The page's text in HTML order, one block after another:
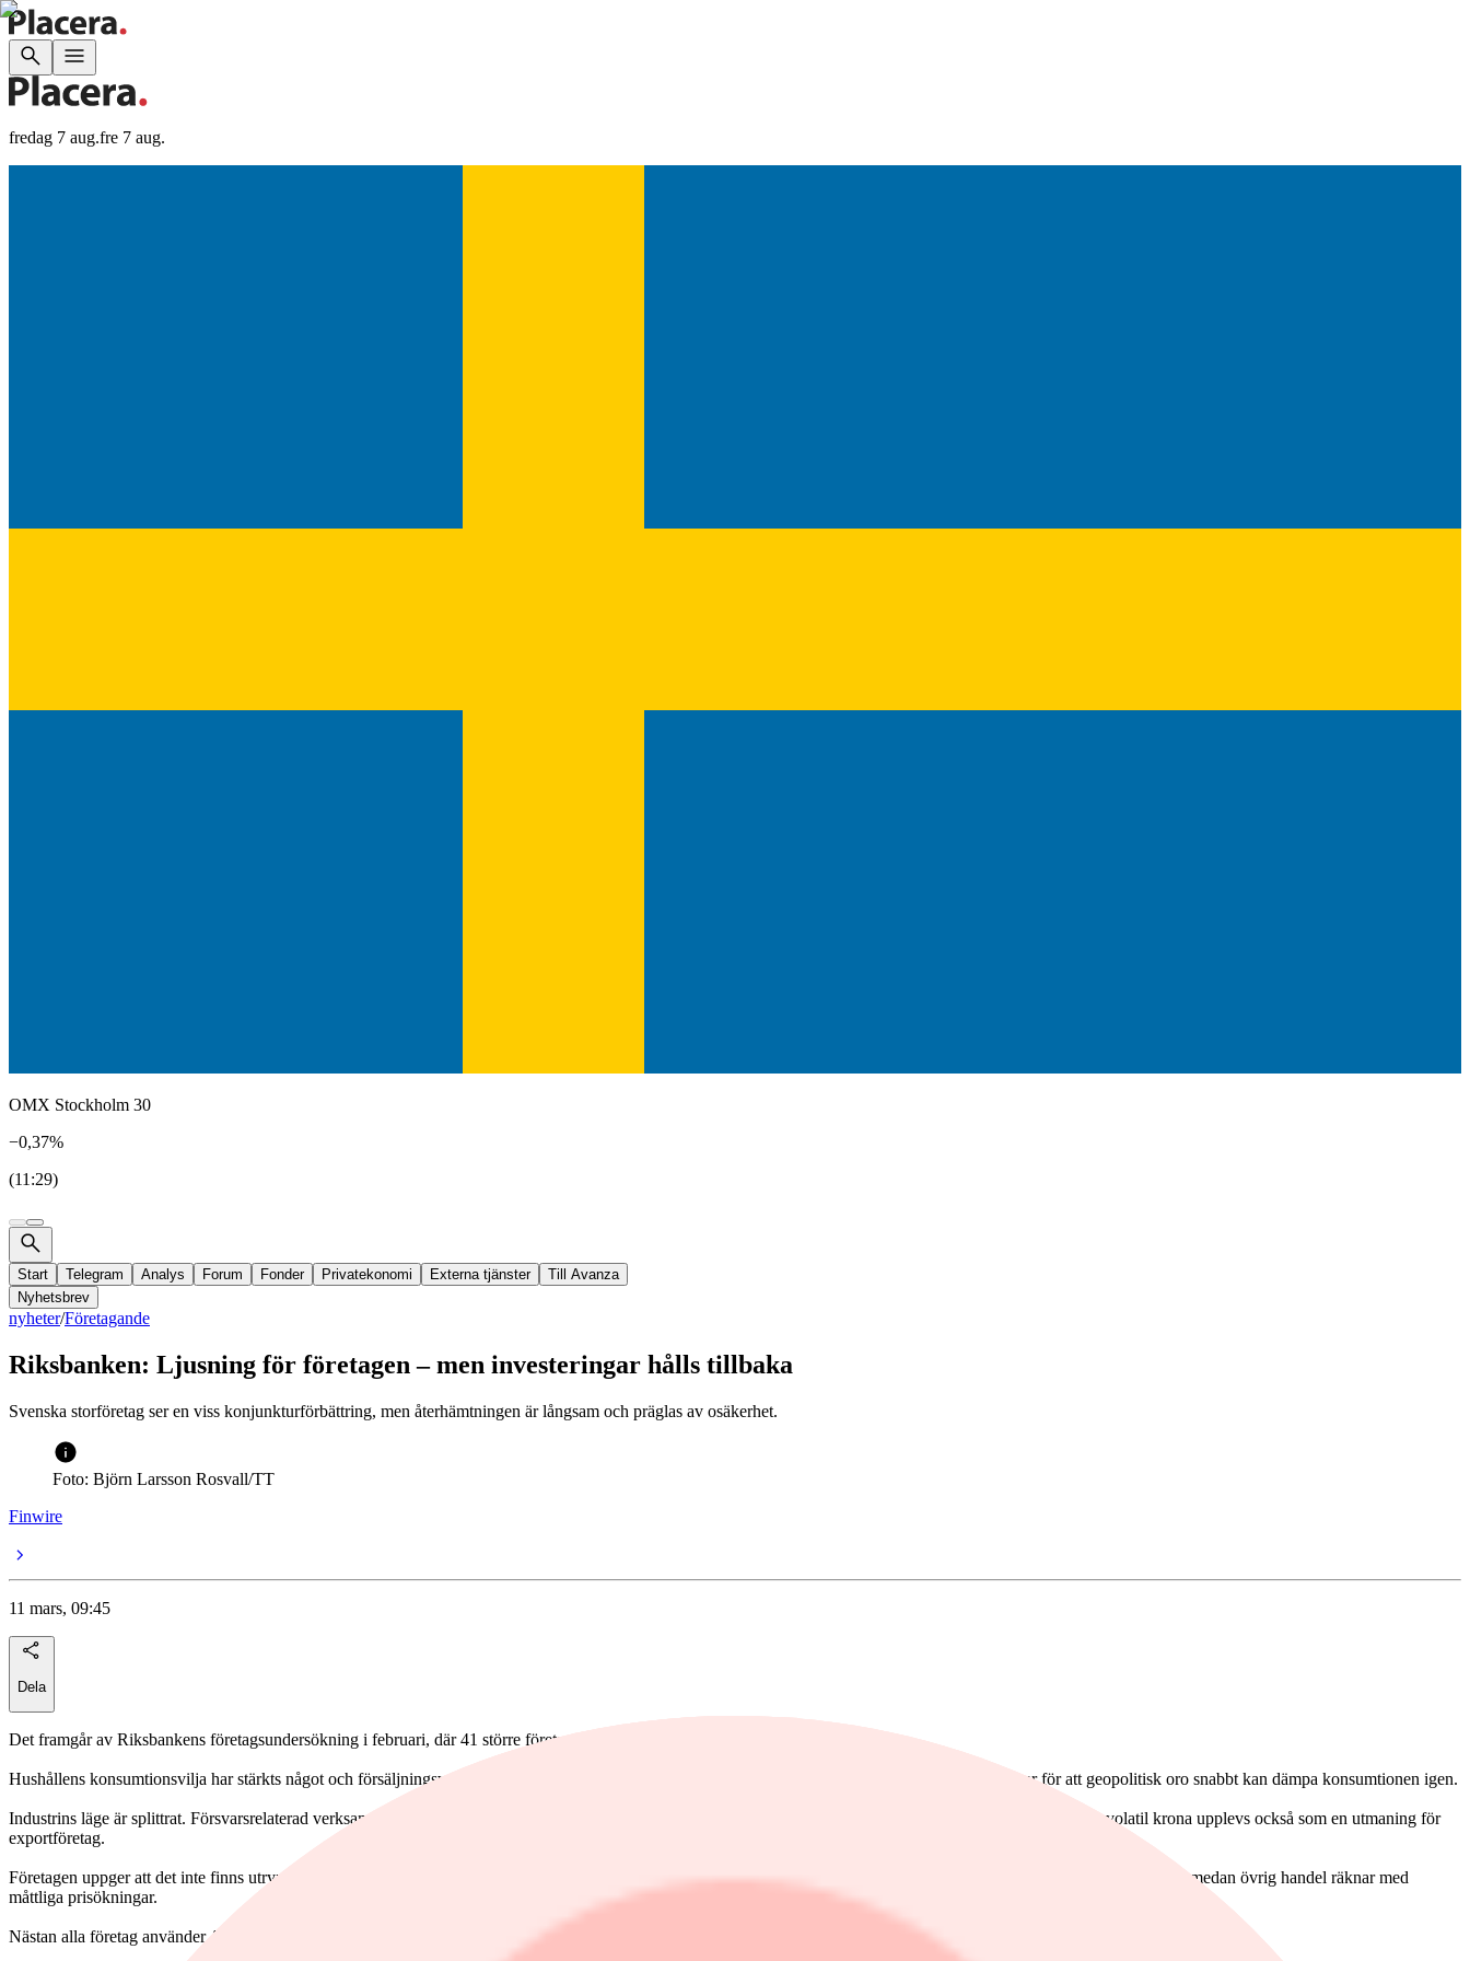
fredag 7 aug.fre 7 aug.
OMX Stockholm 30
−0,37%
(11:29)
Start Telegram Analys Forum Fonder Privatekonomi Externa tjänster
Till Avanza
Nyhetsbrev
nyheter/Företagande
Riksbanken: Ljusning för företagen – men investeringar hålls tillbaka
Svenska storföretag ser en viss konjunkturförbättring, men återhämtningen är långsam och präglas av osäkerhet.
Foto: Björn Larsson Rosvall/TT
Finwire
11 mars, 09:45
Dela
Det framgår av Riksbankens företagsundersökning i februari, där 41 större företag intervjuats.
Hushållens konsumtionsvilja har stärkts något och försäljningsvolymerna ökar, men kunderna är fortsatt prismedvetna och selektiva. Företagen varnar för att geopolitisk oro snabbt kan dämpa konsumtionen igen.
Industrins läge är splittrat. Försvarsrelaterad verksamhet går starkt, medan delar av skogs-, stål- och fordonsindustrin möter svagare efterfrågan. En starkare och volatil krona upplevs också som en utmaning för
exportföretag.
Företagen uppger att det inte finns utrymme att höja priserna mer än i linje med inflationen. Dagligvaruhandeln planerar tillfälliga prissänkningar när momsen på mat sänks, medan övrig handel räknar med
måttliga prisökningar.
Nästan alla företag använder AI, främst för att öka produktiviteten snarare än minska personal. På längre sikt väntas dock arbetsmarknaden förändras när kompetensbehoven skiftar.